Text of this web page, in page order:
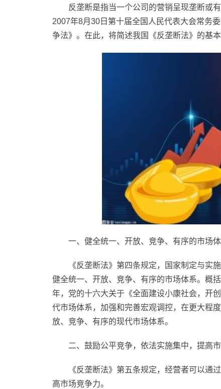
反垄断是指当一个公司的营销呈现垄断或
2007年8月30日第十届全国人民代表大会常务
争法》。在此，将简述我国《反垄断法》的基本
一、健全统一、开放、竞争、有序的市场
《反垄断法》第四条规定， 国家制定与实
健全统一、开放、竞争、有序的市场体系。概
年，党的十六大关于《全面建设小康社会，开创
代市场体系，加强和完善宏观调控，在更大程
放、竞争、有序的现代市场体系。
二、鼓励公平竞争，依法实施集中，提高
《反垄断法》第五条规定，经营者可以通
高市场竞争力。